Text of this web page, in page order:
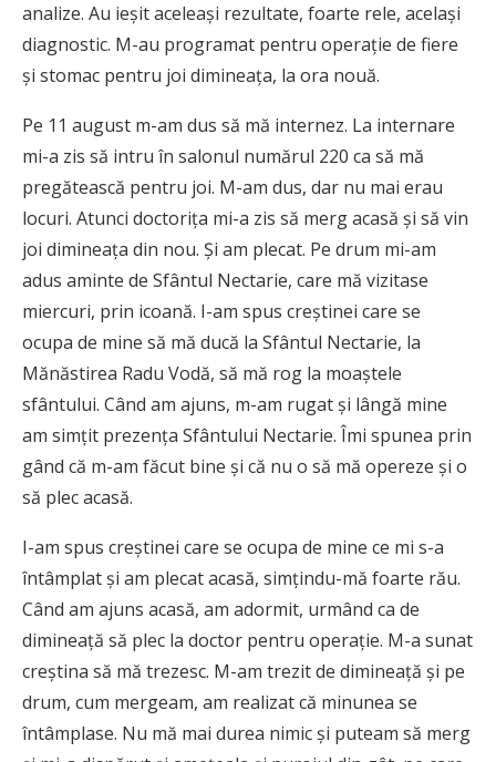
analize. Au ieşit aceleaşi rezultate, foarte rele, acelaşi
diagnostic. M-au programat pentru operaţie de fiere
şi stomac pentru joi dimineaţa, la ora nouă.
Pe 11 august m-am dus să mă internez. La internare
mi-a zis să intru în salonul numărul 220 ca să mă
pregătească pentru joi. M-am dus, dar nu mai erau
locuri. Atunci doctoriţa mi-a zis să merg acasă şi să vin
joi dimineaţa din nou. Şi am plecat. Pe drum mi-am
adus aminte de Sfântul Nectarie, care mă vizitase
miercuri, prin icoană. I-am spus creştinei care se
ocupa de mine să mă ducă la Sfântul Nectarie, la
Mănăstirea Radu Vodă, să mă rog la moaştele
sfântului. Când am ajuns, m-am rugat şi lângă mine
am simţit prezenţa Sfântului Nectarie. Îmi spunea prin
gând că m-am făcut bine şi că nu o să mă opereze şi o
să plec acasă.
I-am spus creştinei care se ocupa de mine ce mi s-a
întâmplat şi am plecat acasă, simţindu-mă foarte rău.
Când am ajuns acasă, am adormit, urmând ca de
dimineaţă să plec la doctor pentru operaţie. M-a sunat
creştina să mă trezesc. M-am trezit de dimineaţă şi pe
drum, cum mergeam, am realizat că minunea se
întâmplase. Nu mă mai durea nimic şi puteam să merg